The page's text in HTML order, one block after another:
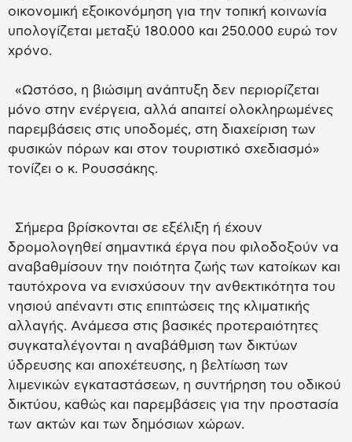
οικονομική εξοικονόμηση για την τοπική κοινωνία
υπολογίζεται μεταξύ 180.000 και 250.000 ευρώ τον
χρόνο.
«Ωστόσο, η βιώσιμη ανάπτυξη δεν περιορίζεται
μόνο στην ενέργεια, αλλά απαιτεί ολοκληρωμένες
παρεμβάσεις στις υποδομές, στη διαχείριση των
φυσικών πόρων και στον τουριστικό σχεδιασμό»
τονίζει ο κ. Ρουσσάκης.
Σήμερα βρίσκονται σε εξέλιξη ή έχουν
δρομολογηθεί σημαντικά έργα που φιλοδοξούν να
αναβαθμίσουν την ποιότητα ζωής των κατοίκων και
ταυτόχρονα να ενισχύσουν την ανθεκτικότητα του
νησιού απέναντι στις επιπτώσεις της κλιματικής
αλλαγής. Ανάμεσα στις βασικές προτεραιότητες
συγκαταλέγονται η αναβάθμιση των δικτύων
ύδρευσης και αποχέτευσης, η βελτίωση των
λιμενικών εγκαταστάσεων, η συντήρηση του οδικού
δικτύου, καθώς και παρεμβάσεις για την προστασία
των ακτών και των δημόσιων χώρων.